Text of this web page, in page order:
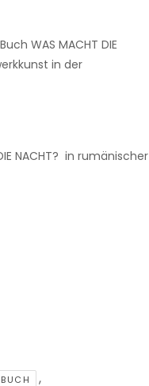
WAS MACHT DIE
in der
NACHT? in rumänischer
,